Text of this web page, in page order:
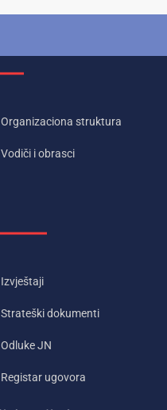
Organizaciona struktura
Vodiči i obrasci
Izvještaji
Strateški dokumenti
Odluke JN
Registar ugovora